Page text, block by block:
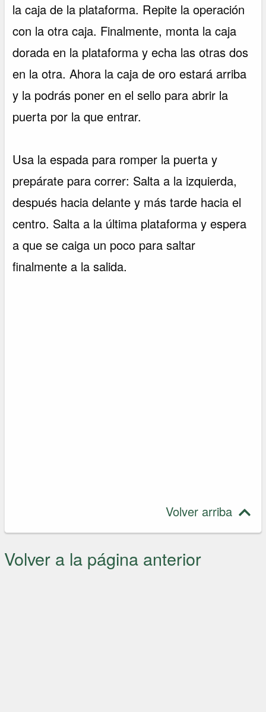
la caja de la plataforma. Repite la operación
con la otra caja. Finalmente, monta la caja
dorada en la plataforma y echa las otras dos
en la otra. Ahora la caja de oro estará arriba
y la podrás poner en el sello para abrir la
puerta por la que entrar.
Usa la espada para romper la puerta y
prepárate para correr: Salta a la izquierda,
después hacia delante y más tarde hacia el
centro. Salta a la última plataforma y espera
a que se caiga un poco para saltar
finalmente a la salida.
Volver arriba
Volver a la página anterior